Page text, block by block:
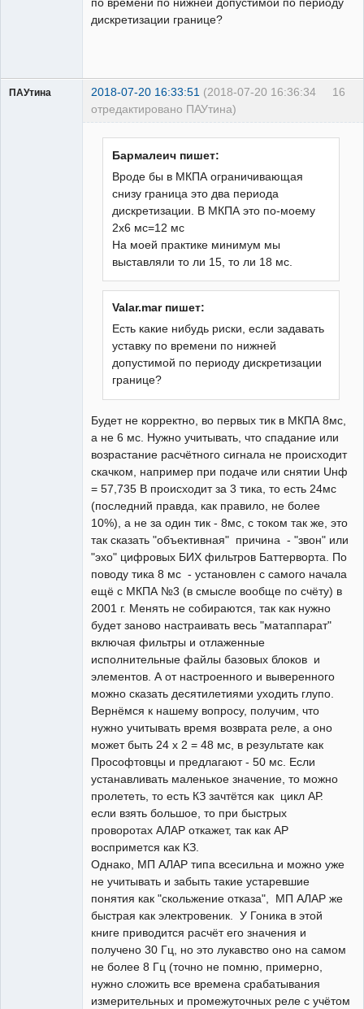
дискретизации границе?
16
ПАУтина 2018-07-20 16:33:51 (2018-07-20 16:36:34
отредактировано ПАУтина)
Бармалеич пишет:
Вроде бы в МКПА ограничивающая
снизу граница это два периода
дискретизации. В МКПА это по-моему
2х6 мс=12 мс
На моей практике минимум мы
выставляли то ли 15, то ли 18 мс.
Valar.mar пишет:
Есть какие нибудь риски, если задавать
уставку по времени по нижней
допустимой по периоду дискретизации
границе?
Будет не корректно, во первых тик в МКПА 8мс,
а не 6 мс. Нужно учитывать, что спадание или
возрастание расчётного сигнала не происходит
скачком, например при подаче или снятии Uнф
= 57,735 В происходит за 3 тика, то есть 24мс
(последний правда, как правило, не более
10%), а не за один тик - 8мс, с током так же, это
так сказать "объективная" причина - "звон" или
"эхо" цифровых БИХ фильтров Баттерворта. По
поводу тика 8 мс - установлен с самого начала
ещё с МКПА №3 (в смысле вообще по счёту) в
2001 г. Менять не собираются, так как нужно
будет заново настраивать весь "матаппарат"
включая фильтры и отлаженные
исполнительные файлы базовых блоков и
элементов. А от настроенного и выверенного
можно сказать десятилетиями уходить глупо.
Вернёмся к нашему вопросу, получим, что
нужно учитывать время возврата реле, а оно
может быть 24 х 2 = 48 мс, в результате как
Прософтовцы и предлагают - 50 мс. Если
устанавливать маленькое значение, то можно
пролететь, то есть КЗ зачтётся как цикл АР.
если взять большое, то при быстрых
проворотах АЛАР откажет, так как АР
воспримется как КЗ.
Однако, МП АЛАР типа всесильна и можно уже
не учитывать и забыть такие устаревшие
понятия как "скольжение отказа", МП АЛАР же
быстрая как электровеник. У Гоника в этой
книге приводится расчёт его значения и
получено 30 Гц, но это лукавство оно на самом
не более 8 Гц (точно не помню, примерно,
нужно сложить все времена срабатывания
измерительных и промежуточных реле с учётом